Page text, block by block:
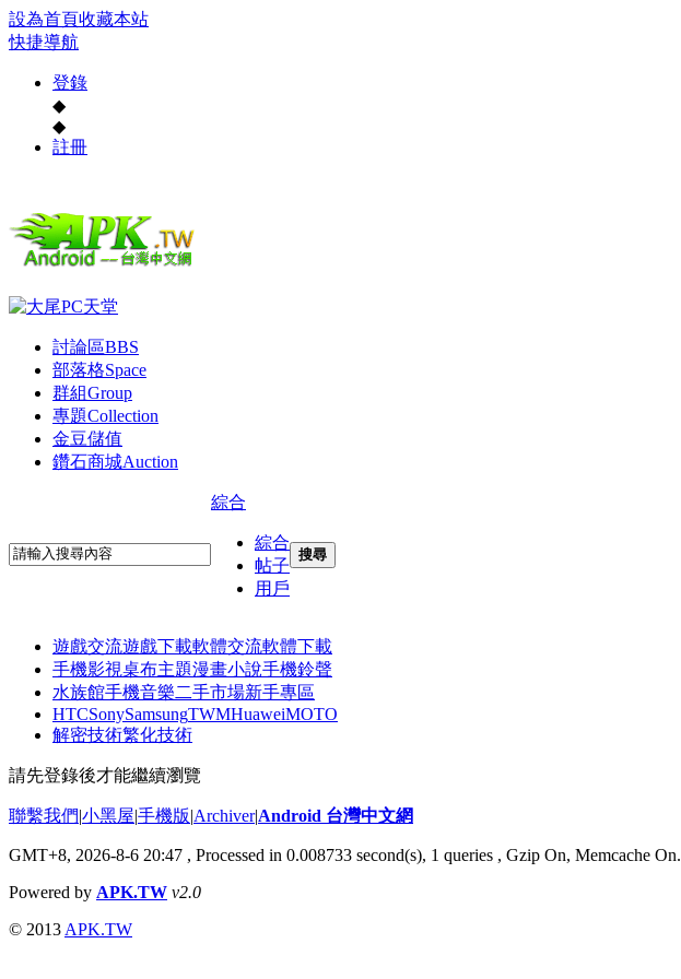
設為首頁收藏本站
快捷導航
登錄
◆
◆
註冊
討論區BBS
部落格Space
群組Group
專題Collection
金豆儲值
鑽石商城Auction
綜合
綜合
帖子
用戶
搜尋
遊戲交流遊戲下載軟體交流軟體下載
手機影視桌布主題漫畫小說手機鈴聲
水族館手機音樂二手市場新手專區
HTCSonySamsungTWMHuaweiMOTO
解密技術繁化技術
請先登錄後才能繼續瀏覽
聯繫我們|小黑屋|手機版|Archiver|Android 台灣中文網
GMT+8, 2026-8-6 20:47 , Processed in 0.008733 second(s), 1 queries , Gzip On, Memcache On.
Powered by APK.TW v2.0
© 2013 APK.TW